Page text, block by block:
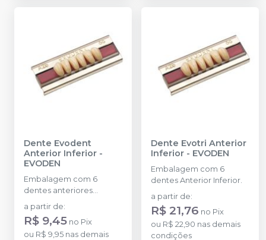
Dente Evodent
Anterior Inferior -
EVODEN
Embalagem com 6
dentes anteriores
inferiores.
a partir de:
R$ 9,45 no Pix
ou R$ 9,95 nas demais
Dente Evotri Anterior
Inferior - EVODEN
Embalagem com 6
dentes Anterior Inferior.
a partir de:
R$ 21,76 no Pix
ou R$ 22,90 nas demais
condições